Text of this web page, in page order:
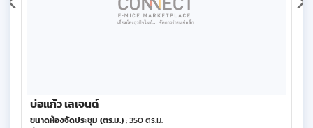
บ่อแก้ว เลเจนด์
ขนาดห้องจัดประชุม (ตร.ม.): 350 ตร.ม.